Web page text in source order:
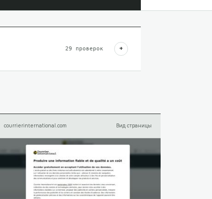
29 проверок +
courrierinternational.com Вид страницы